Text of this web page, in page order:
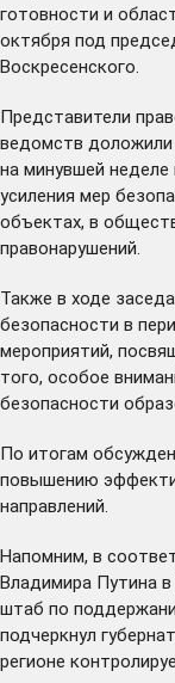
готовности и
октября под
Воскресенского.
Представители
ведомств доложили
на минувшей
усиления мер
объектах, в
правонарушений.
Также в ходе
безопасности в
мероприятий,
того, особое
безопасности
По итогам
повышению
направлений.
Напомним, в
Владимира Путина
штаб по
подчеркнул
регионе